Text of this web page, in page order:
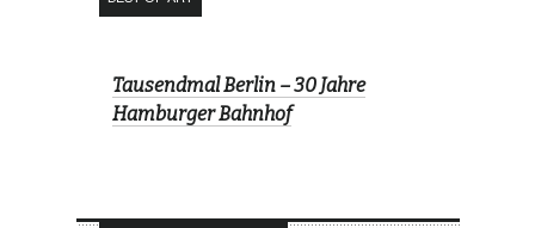
Tausendmal Berlin – 30 Jahre
Hamburger Bahnhof